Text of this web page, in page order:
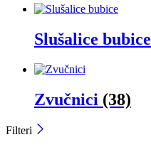
Slušalice bubice
Zvučnici (38)
Filteri